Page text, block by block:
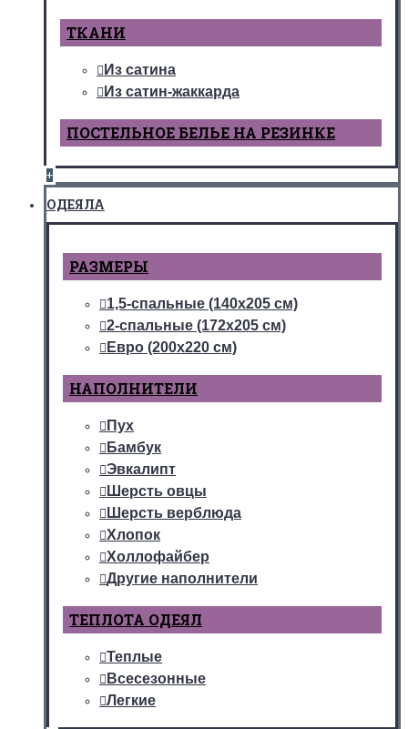
ТКАНИ
Из сатина
Из сатин-жаккарда
ПОСТЕЛЬНОЕ БЕЛЬЕ НА РЕЗИНКЕ
+
ОДЕЯЛА
РАЗМЕРЫ
1,5-спальные (140х205 см)
2-спальные (172х205 см)
Евро (200х220 см)
НАПОЛНИТЕЛИ
Пух
Бамбук
Эвкалипт
Шерсть овцы
Шерсть верблюда
Хлопок
Холлофайбер
Другие наполнители
ТЕПЛОТА ОДЕЯЛ
Теплые
Всесезонные
Легкие